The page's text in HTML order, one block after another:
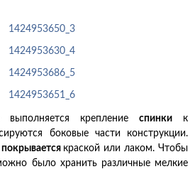
крепление спинки к
боковые части конструкции.
покрывается краской или лаком. Чтобы
было хранить различные мелкие